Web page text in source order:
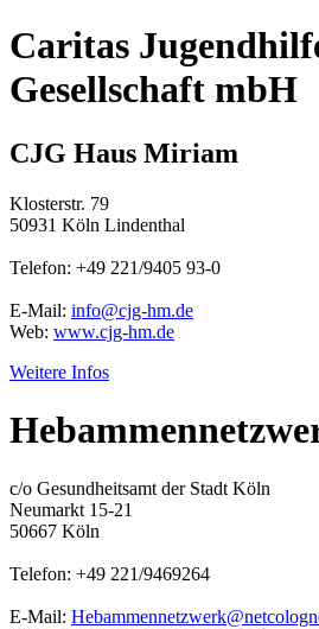
Caritas
Gesellschaft mbH
CJG Haus Miriam
Klosterstr. 79
50931 Köln Lindenthal
Telefon: +49 221/9405 93-0
E-Mail: info@cjg-hm.de
Web: www.cjg-hm.de
Weitere Infos
c/o Gesundheitsamt der Stadt Köln
Neumarkt 15-21
50667 Köln
Telefon: +49 221/9469264
E-Mail: